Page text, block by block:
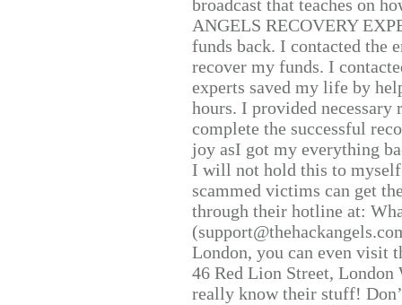
broadcast that teaches on
ANGELS RECOVERY
funds back. I contacted the
recover my funds. I
experts saved my life by
hours. I provided
complete the successful
joy asI got my everything
I will not hold this to
scammed victims can get
through their hotline at:
London, you can even visit
46 Red Lion Street, London
really know their stuff!